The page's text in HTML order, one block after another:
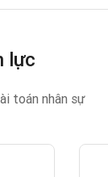
lực
toán nhân sự